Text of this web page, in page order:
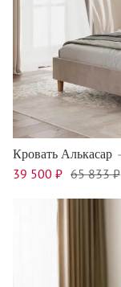
Кровать Алькасар
39 500 ₽ 65 833 ₽